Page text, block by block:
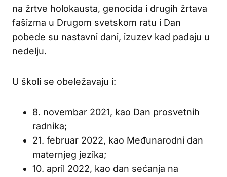
na žrtve holokausta, genocida i drugih žrtava
fašizma u Drugom svetskom ratu i Dan
pobede su nastavni dani, izuzev kad padaju u
nedelju.
U školi se obeležavaju i:
8. novembar 2021, kao Dan prosvetnih
radnika;
21. februar 2022, kao Međunarodni dan
maternjeg jezika;
10. april 2022, kao dan sećanja na